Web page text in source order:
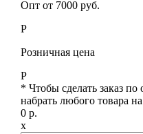
Опт от 7000 руб.
Р
Розничная цена
Р
* Чтобы сделать заказ
набрать любого товара
0 р.
x